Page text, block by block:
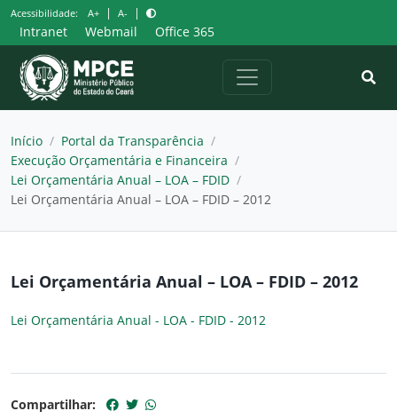
Pular
para
o
conteúdo
Acessibilidade: A+ | A- |
Intranet Webmail Office 365
Início / Portal da Transparência /
Execução Orçamentária e Financeira /
Lei Orçamentária Anual – LOA – FDID /
Lei Orçamentária Anual – LOA – FDID – 2012
Lei Orçamentária Anual – LOA – FDID – 2012
Lei Orçamentária Anual - LOA - FDID - 2012
Compartilhar: